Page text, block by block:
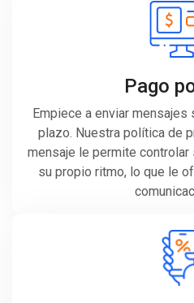
Pago
Empiece a enviar
plazo. Nuestra política de
mensaje le permite
su propio ritmo, lo que le